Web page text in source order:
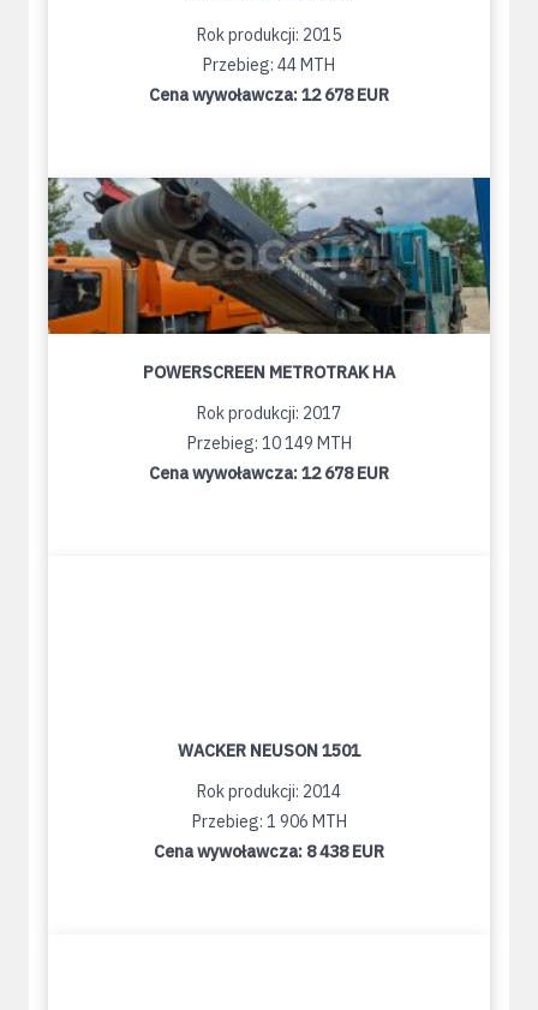
Rok produkcji: 2015
Przebieg: 44 MTH
Cena wywoławcza:12 678 EUR
POWERSCREEN METROTRAK HA
Rok produkcji: 2017
Przebieg: 10 149 MTH
Cena wywoławcza:12 678 EUR
WACKER NEUSON 1501
Rok produkcji: 2014
Przebieg: 1 906 MTH
Cena wywoławcza: 8 438 EUR